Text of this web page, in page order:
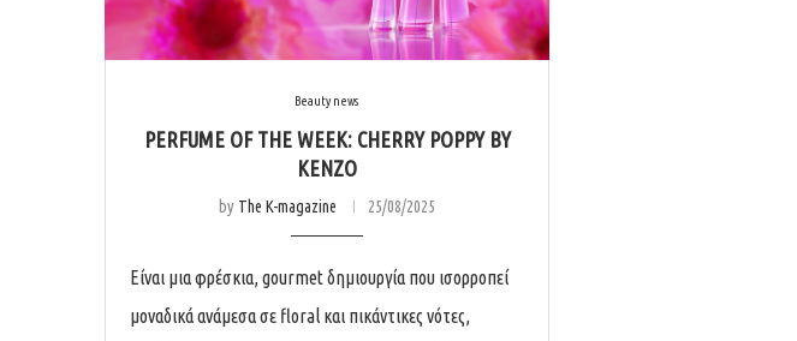
Beauty news
PERFUME OF THE WEEK: CHERRY POPPY BY
KENZO
by The K-magazine 25/08/2025
Είναι μια φρέσκια, gourmet δημιουργία που ισορροπεί
μοναδικά ανάμεσα σε floral και πικάντικες νότες,